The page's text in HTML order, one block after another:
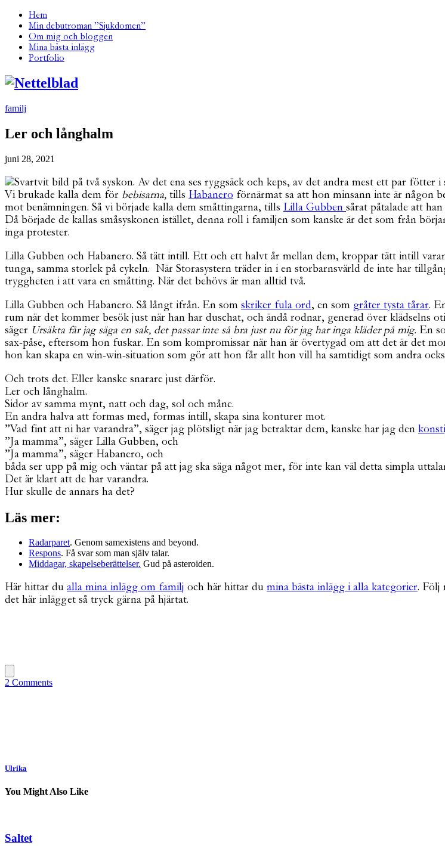
Hem
Min debutroman ”Sjukdomen”
Om mig och bloggen
Mina bästa inlägg
Portfolio
familj
Ler och långhalm
juni 28, 2021
Vi brukade kalla dem för bebisarna, tills Habanero förnärmat sa att hon minsann inte är någon
mot benämningen. Så vi började kalla dem småttingarna, tills Lilla Gubben sårat påtalade att
Då började de kallas småsyskonen istället, denna roll i familjen som kanske är det som från
inga protester.
Lilla Gubben och Habanero. Så tätt intill. Ett och ett halvt år mellan dem, kroppar tätt intill
tunga, samma storlek på cykeln. När Storasystern träder in i en storbarnsvärld de inte har
tryggheten i att vara en småtting. När det behövs är man alltid två.
Lilla Gubben och Habanero. Så långt ifrån. En som skriker fula ord, en som gråter tysta tårar.
rum när det kommer besök just när han har duschat, och ändå rodnar, generad över klädselns
säger Ursäkta får jag säga en sak, det passar inte så bra just nu för jag har inga kläder på mig. En
sax-påse, eftersom hon fuskar. En som kompromissar när han är övertygad om att det är det
hon kan skapa en win-win-situation som gör att hon får allt hon vill ha samtidigt som andra
Och trots det. Eller kanske snarare just därför.
Ler och långhalm.
Sidor av samma mynt, natt och dag, sol och måne.
En andra halva att formas med, formas intill, skapa sina konturer mot.
”Vad fint att ni har varandra”, säger jag plötsligt när jag betraktar dem, kanske har jag den
”Ja mamma”, säger Lilla Gubben, och
”Ja mamma”, säger Habanero, och
båda ser upp på mig och väntar på att jag ska säga något mer, för inte kan väl detta simpla
Det är klart att de har varandra.
Hur skulle de annars ha det?
Läs mer:
Radarparet. Genom samexistens and beyond.
Respons. Få svar som man själv talar.
Middagar, skapelseberättelser. Gud på asteroiden.
Här hittar du alla mina inlägg om familj och här hittar du mina bästa inlägg i alla kategorier. Följ
det här inlägget så tryck gärna på hjärtat.
2 Comments
Ulrika
You Might Also Like
Saltet